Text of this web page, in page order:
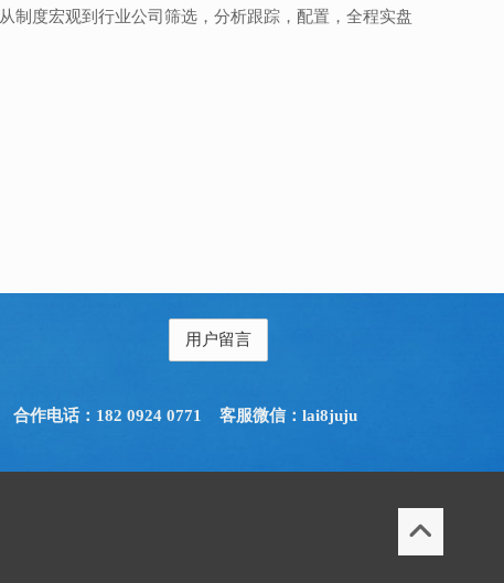
制度宏观到行业公司筛选，分析跟踪，配置，全程实盘
用户留言
合作电话：182 0924 0771 客服微信：lai8juju